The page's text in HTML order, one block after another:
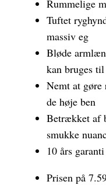
Rummelige
Tuftet
massiv eg
Bløde
kan bruges
Nemt at gøre
de høje ben
Betrækket af
smukke
10 års garanti
Prisen på